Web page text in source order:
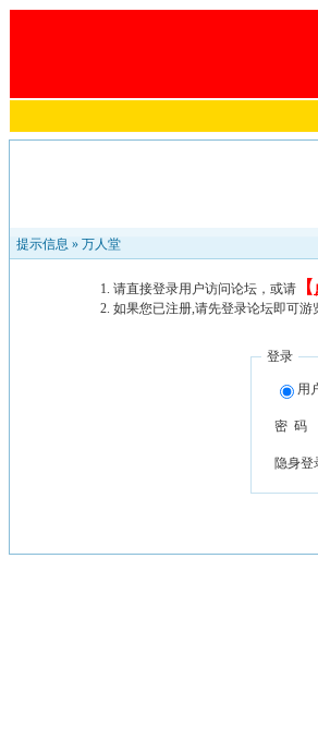
提示信息 » 万人堂
请直接登录用户访问论坛，或请 【
如果您已注册,请先登录论坛即可游
登录
用
密 码
隐身登